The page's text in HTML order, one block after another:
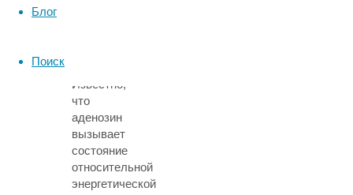
Блог
Поиск
Известно,
что
аденозин
вызывает
состояние
относительной
энергетической